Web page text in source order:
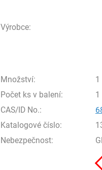
Výrobce:
Množství:
1
Počet ks v balení:
1
CAS/ID No.:
Katalogové číslo:
Nebezpečnost: